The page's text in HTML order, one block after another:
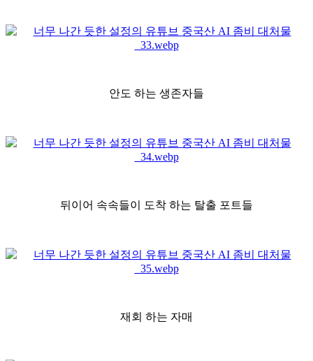
안도 하는 생존자들
뒤이어 속속들이 도착 하는 탈출 포트들
재회 하는 자매